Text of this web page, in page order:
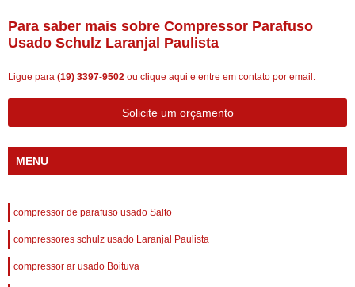
Para saber mais sobre Compressor Parafuso
Usado Schulz Laranjal Paulista
Ligue para (19) 3397-9502 ou clique aqui e entre em contato por email.
Solicite um orçamento
MENU
compressor de parafuso usado Salto
compressores schulz usado Laranjal Paulista
compressor ar usado Boituva